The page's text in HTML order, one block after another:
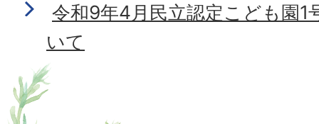
令和9年4月民立認定こども園1
いて